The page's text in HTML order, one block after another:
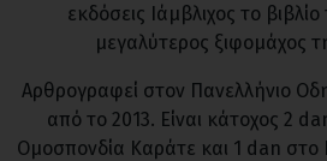
εκδόσεις Ιάμβλιχος το
μεγαλύτερος ξιφομάχος
Αρθρογραφεί στον Πανελλήνιο
από το 2013. Είναι κάτοχος 2
Ομοσπονδία Καράτε και 1 dan στο